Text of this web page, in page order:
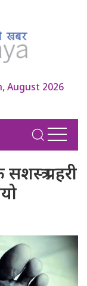
August 2026
प्रहरी